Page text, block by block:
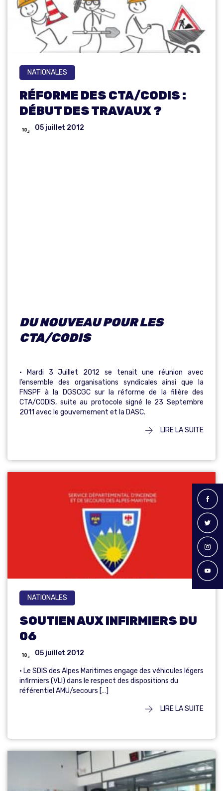
NATIONALES
RÉFORME DES CTA/CODIS :
DÉBUT DES TRAVAUX ?
05 juillet 2012
DU NOUVEAU POUR LES
CTA/CODIS
• Mardi 3 Juillet 2012 se tenait une réunion avec
l’ensemble des organisations syndicales ainsi que la
FNSPF à la DGSCGC sur la réforme de la filière des
CTA/CODIS, suite au protocole signé le 23 Septembre
2011 avec le gouvernement et la DASC.
LIRE LA SUITE
NATIONALES
SOUTIEN AUX INFIRMIERS DU
06
05 juillet 2012
• Le SDIS des Alpes Maritimes engage des véhicules légers
infirmiers (VLI) dans le respect des dispositions du
référentiel AMU/secours […]
LIRE LA SUITE